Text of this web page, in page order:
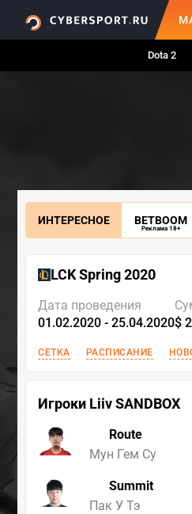
Dota 2
ИНТЕРЕСНОЕ BETBOOM
Реклама 18+
LCK Spring 2020
Дата проведения
01.02.2020 - 25.04.2020$
СЕТКА РАСПИСАНИЕ
Игроки Liiv SANDBOX
Route
Мун Гем Су
Summit
Пак У Тэ